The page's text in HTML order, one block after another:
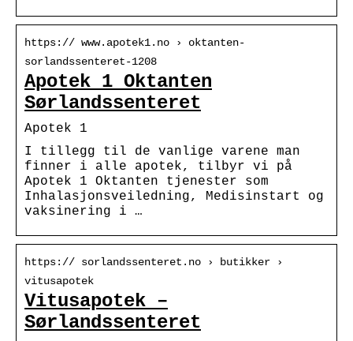
https:// www.apotek1.no › oktanten-
sorlandssenteret-1208
Apotek 1 Oktanten
Sørlandssenteret
Apotek 1
I tillegg til de vanlige varene man
finner i alle apotek, tilbyr vi på
Apotek 1 Oktanten tjenester som
Inhalasjonsveiledning, Medisinstart og
vaksinering i …
https:// sorlandssenteret.no › butikker ›
vitusapotek
Vitusapotek –
Sørlandssenteret